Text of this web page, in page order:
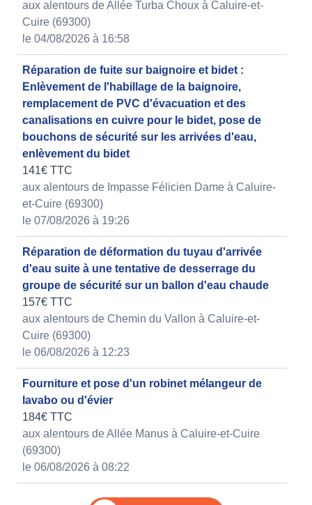
aux alentours de Allée Turba Choux à Caluire-et-
Cuire (69300)
le 04/08/2026 à 16:58
Réparation de fuite sur baignoire et bidet :
Enlèvement de l'habillage de la baignoire,
remplacement de PVC d'évacuation et des
canalisations en cuivre pour le bidet, pose de
bouchons de sécurité sur les arrivées d'eau,
enlèvement du bidet
141€ TTC
aux alentours de Impasse Félicien Dame à Caluire-
et-Cuire (69300)
le 07/08/2026 à 19:26
Réparation de déformation du tuyau d'arrivée
d'eau suite à une tentative de desserrage du
groupe de sécurité sur un ballon d'eau chaude
157€ TTC
aux alentours de Chemin du Vallon à Caluire-et-
Cuire (69300)
le 06/08/2026 à 12:23
Fourniture et pose d'un robinet mélangeur de
lavabo ou d'évier
184€ TTC
aux alentours de Allée Manus à Caluire-et-Cuire
(69300)
le 06/08/2026 à 08:22